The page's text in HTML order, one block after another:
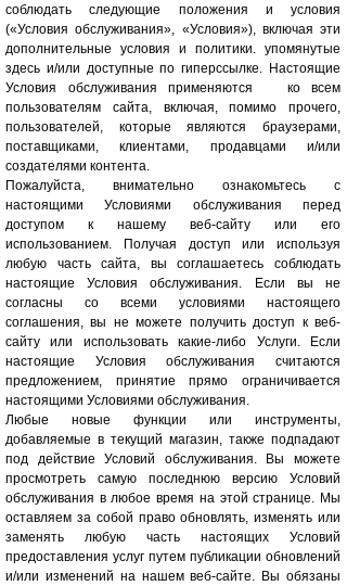
соблюдать следующие положения и условия
(«Условия обслуживания», «Условия»), включая эти
дополнительные условия и политики. упомянутые
здесь и/или доступные по гиперссылке. Настоящие
Условия обслуживания применяются ко всем
пользователям сайта, включая, помимо прочего,
пользователей, которые являются браузерами,
поставщиками, клиентами, продавцами и/или
создателями контента.
Пожалуйста, внимательно ознакомьтесь с
настоящими Условиями обслуживания перед
доступом к нашему веб-сайту или его
использованием. Получая доступ или используя
любую часть сайта, вы соглашаетесь соблюдать
настоящие Условия обслуживания. Если вы не
согласны со всеми условиями настоящего
соглашения, вы не можете получить доступ к веб-
сайту или использовать какие-либо Услуги. Если
настоящие Условия обслуживания считаются
предложением, принятие прямо ограничивается
настоящими Условиями обслуживания.
Любые новые функции или инструменты,
добавляемые в текущий магазин, также подпадают
под действие Условий обслуживания. Вы можете
просмотреть самую последнюю версию Условий
обслуживания в любое время на этой странице. Мы
оставляем за собой право обновлять, изменять или
заменять любую часть настоящих Условий
предоставления услуг путем публикации обновлений
и/или изменений на нашем веб-сайте. Вы обязаны